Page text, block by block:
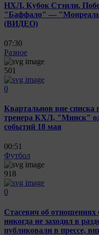
НХЛ. Кубок Стэнли.
"Баффало" — "Монреаль"
(ВИДЕО)
07:30
Разное
501
0
Квартальнов вне списка
тренера КХЛ, "Минск"
событий 18 мая
00:51
Футбол
918
0
Стасевич об
никогда не заходил в
публиковали в прессе,